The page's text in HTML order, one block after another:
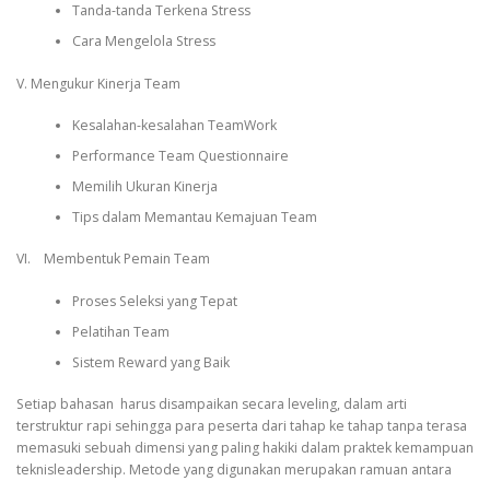
Tanda-tanda Terkena Stress
Cara Mengelola Stress
V. Mengukur Kinerja Team
Kesalahan-kesalahan TeamWork
Performance Team Questionnaire
Memilih Ukuran Kinerja
Tips dalam Memantau Kemajuan Team
VI. Membentuk Pemain Team
Proses Seleksi yang Tepat
Pelatihan Team
Sistem Reward yang Baik
Setiap bahasan harus disampaikan secara leveling, dalam arti
terstruktur rapi sehingga para peserta dari tahap ke tahap tanpa terasa
memasuki sebuah dimensi yang paling hakiki dalam praktek kemampuan
teknisleadership. Metode yang digunakan merupakan ramuan antara